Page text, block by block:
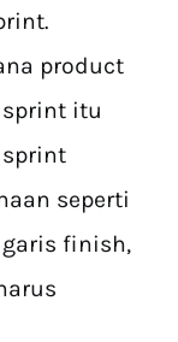
product
itu
seperti
finish,